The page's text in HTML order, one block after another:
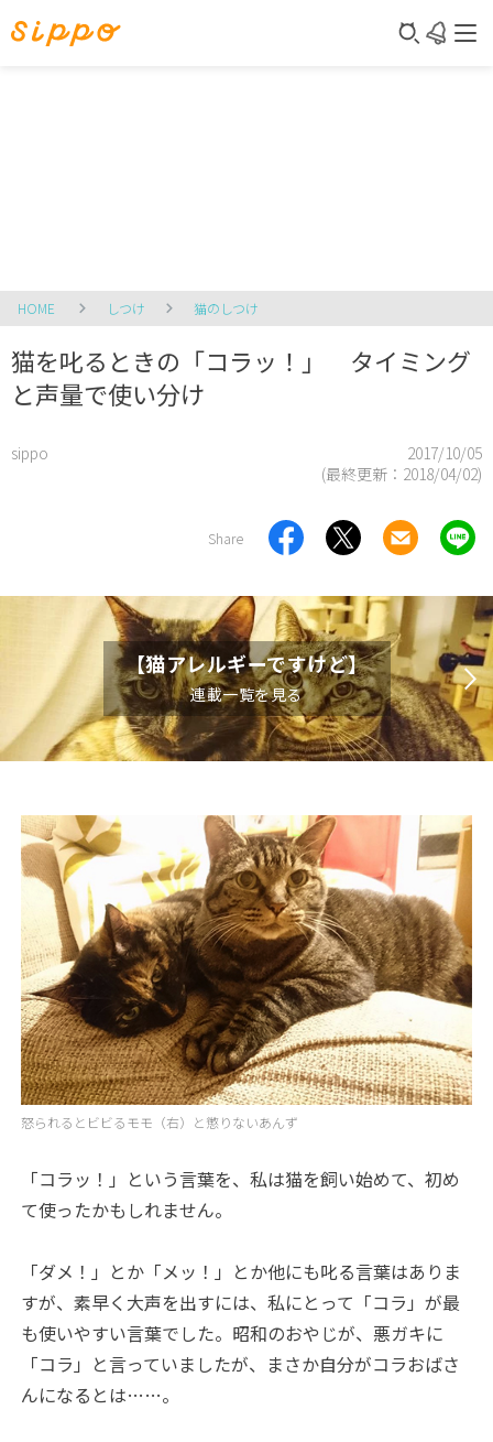
HOME しつけ 猫のしつけ
猫を叱るときの「コラッ！」 タイミング
と声量で使い分け
sippo
2017/10/05
(最終更新： 2018/04/02)
Share
【猫アレルギーですけど】
連載一覧を見る
怒られるとビビるモモ（右）と懲りないあんず
「コラッ！」という言葉を、私は猫を飼い始めて、初め
て使ったかもしれません。
「ダメ！」とか「メッ！」とか他にも叱る言葉はありま
すが、素早く大声を出すには、私にとって「コラ」が最
も使いやすい言葉でした。昭和のおやじが、悪ガキに
「コラ」と言っていましたが、まさか自分がコラおばさ
んになるとは……。